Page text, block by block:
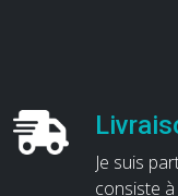
Je suis
consiste